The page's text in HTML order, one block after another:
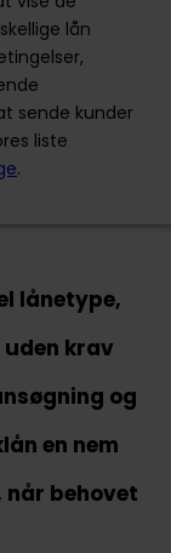
lån.
K
lån
sende kunder
liste
.
lånetype,
krav
og
en nem
behovet